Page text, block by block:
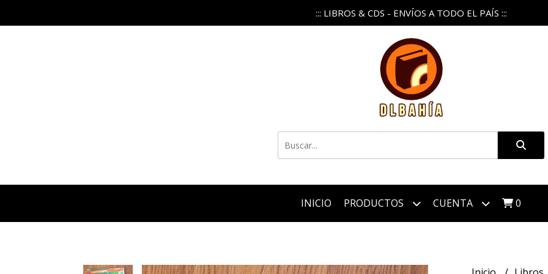
::: LIBROS & CDS - ENVÍOS A TODO EL PAÍS :::
INICIO PRODUCTOS CUENTA 0